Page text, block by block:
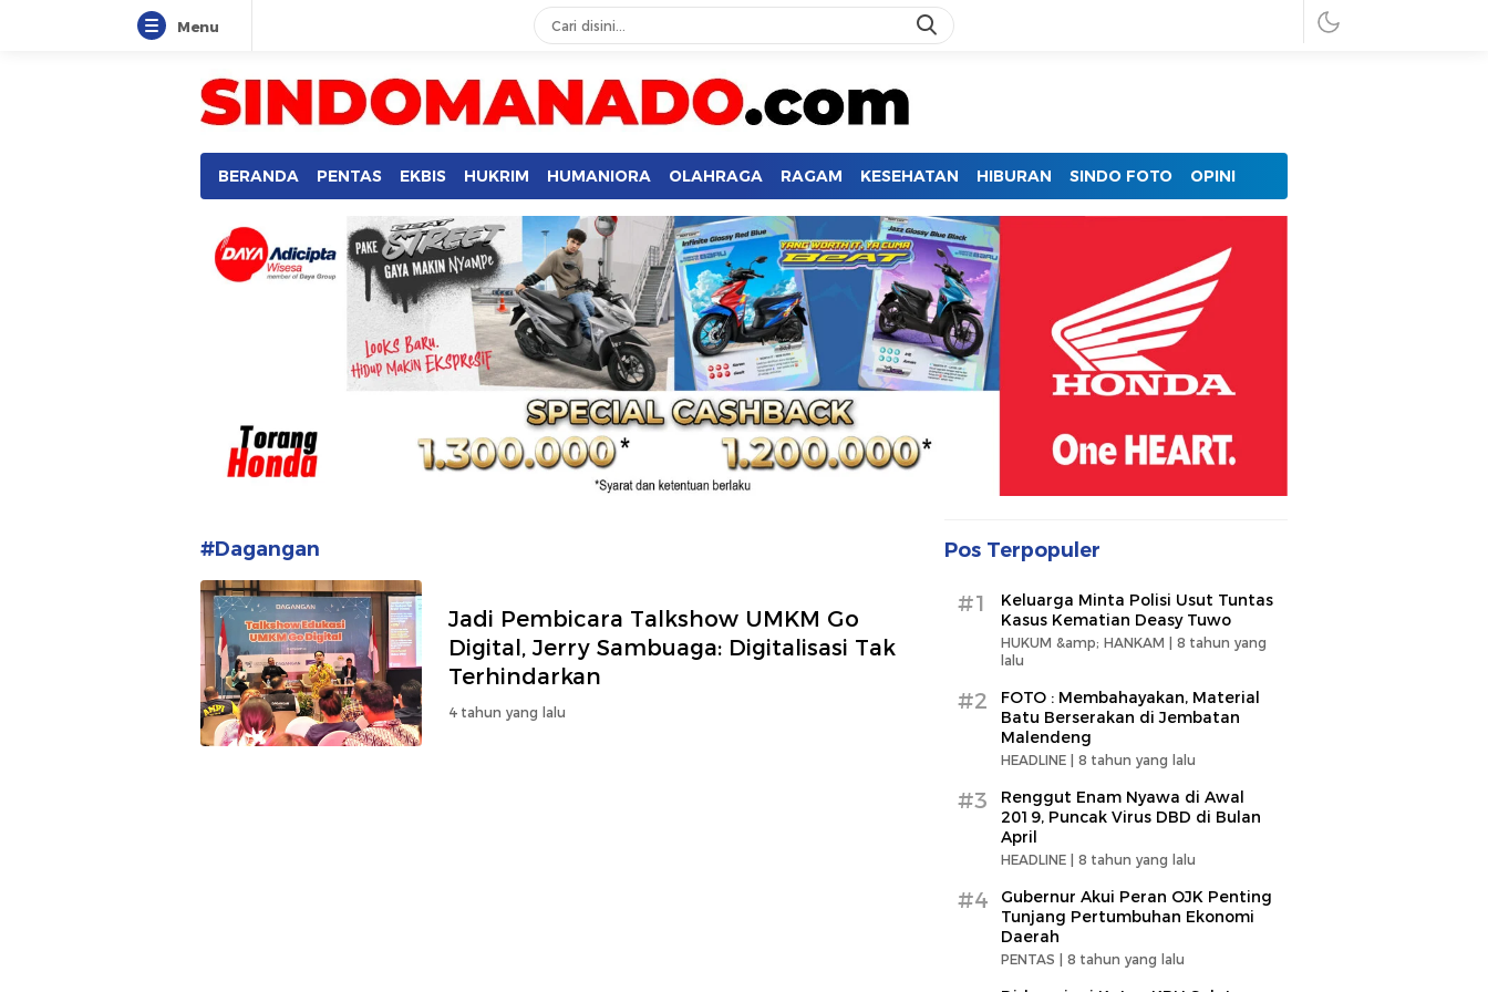
Menu
SINDOMANADO
Informatif dan Edukatif
BERANDA PENTAS EKBIS HUKRIM HUMANIORA OLAHRAGA RAGAM KESEHATAN HIBURAN SINDO FOTO OPINI
#Dagangan
Jadi Pembicara Talkshow UMKM Go
Digital, Jerry Sambuaga: Digitalisasi Tak
Terhindarkan
4 tahun yang lalu
Pos Terpopuler
#1
Keluarga Minta Polisi Usut Tuntas
Kasus Kematian Deasy Tuwo
HUKUM &amp; HANKAM | 8 tahun yang
lalu
#2
FOTO : Membahayakan, Material
Batu Berserakan di Jembatan
Malendeng
HEADLINE | 8 tahun yang lalu
#3
Renggut Enam Nyawa di Awal
2019, Puncak Virus DBD di Bulan
April
HEADLINE | 8 tahun yang lalu
#4
Gubernur Akui Peran OJK Penting
Tunjang Pertumbuhan Ekonomi
Daerah
PENTAS | 8 tahun yang lalu